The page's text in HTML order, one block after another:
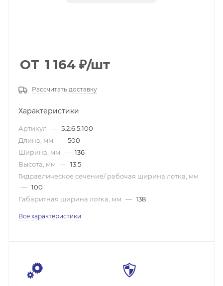
ОТ 1 164 ₽/шт
Рассчитать доставку
Характеристики
Артикул — 5.2.6.5.100
Длина, мм — 500
Ширина, мм — 136
Высота, мм — 13.5
Гидравлическое сечение/ рабочая ширина лотка, мм
— 100
Габаритная ширина лотка, мм — 138
Все характеристики